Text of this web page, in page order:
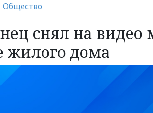
Общество
снял на видео
жилого дома